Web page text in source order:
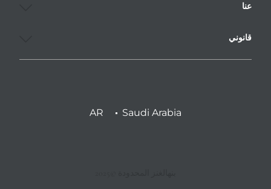
عنا
قانوني
Saudi Arabia
AR